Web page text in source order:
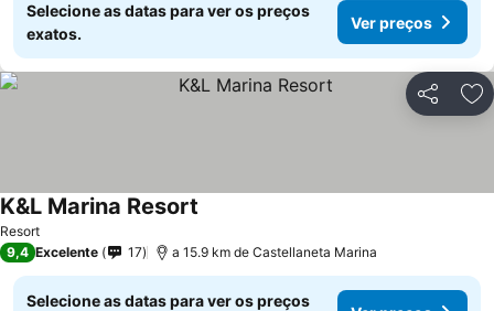
Selecione as datas para ver os preços
exatos.
Ver preços
Partilhar
Resort
K&L Marina Resort
9,4 Excelente 17 a 15.9 km de Castellaneta Marina
Selecione as datas para ver os preços